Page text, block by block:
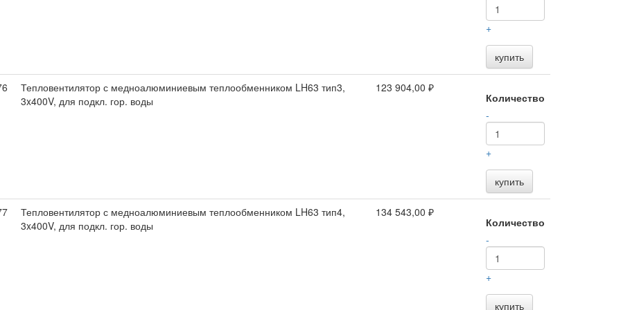
+
купить
Тепловентилятор с медноалюминиевым теплообменником LH63 тип3,
3x400V, для подкл. гор. воды
123 904,00 ₽
Количество
-
+
купить
Тепловентилятор с медноалюминиевым теплообменником LH63 тип4,
3x400V, для подкл. гор. воды
134 543,00 ₽
Количество
-
+
купить